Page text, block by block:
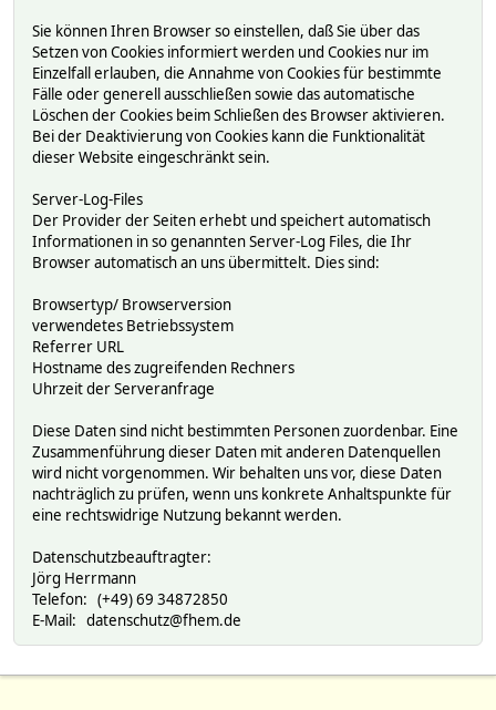
Sie können Ihren Browser so einstellen, daß Sie über das
Setzen von Cookies informiert werden und Cookies nur im
Einzelfall erlauben, die Annahme von Cookies für bestimmte
Fälle oder generell ausschließen sowie das automatische
Löschen der Cookies beim Schließen des Browser aktivieren.
Bei der Deaktivierung von Cookies kann die Funktionalität
dieser Website eingeschränkt sein.
Server-Log-Files
Der Provider der Seiten erhebt und speichert automatisch
Informationen in so genannten Server-Log Files, die Ihr
Browser automatisch an uns übermittelt. Dies sind:
Browsertyp/ Browserversion
verwendetes Betriebssystem
Referrer URL
Hostname des zugreifenden Rechners
Uhrzeit der Serveranfrage
Diese Daten sind nicht bestimmten Personen zuordenbar. Eine
Zusammenführung dieser Daten mit anderen Datenquellen
wird nicht vorgenommen. Wir behalten uns vor, diese Daten
nachträglich zu prüfen, wenn uns konkrete Anhaltspunkte für
eine rechtswidrige Nutzung bekannt werden.
Datenschutzbeauftragter:
Jörg Herrmann
Telefon: (+49) 69 34872850
E-Mail: datenschutz@fhem.de